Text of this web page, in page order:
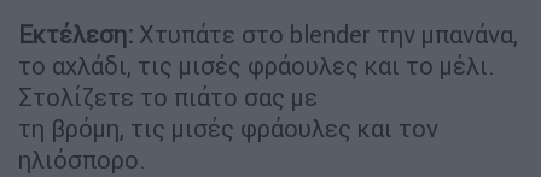
Εκτέλεση: Χτυπάτε στο blender την μπανάνα,
το αχλάδι, τις μισές φράουλες και το μέλι.
Στολίζετε το πιάτο σας με
τη βρόμη, τις μισές φράουλες και τον
ηλιόσπορο.